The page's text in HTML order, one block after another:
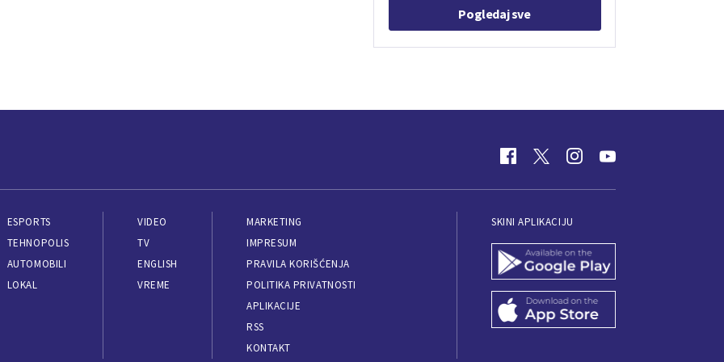
Pogledaj sve
ESPORTS
TEHNOPOLIS
AUTOMOBILI
LOKAL
VIDEO
TV
ENGLISH
VREME
MARKETING
IMPRESUM
PRAVILA KORIŠĆENJA
POLITIKA PRIVATNOSTI
APLIKACIJE
RSS
KONTAKT
SKINI APLIKACIJU